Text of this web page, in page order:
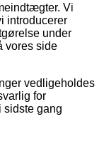
Vi
introducerer
under
vores side
vedligeholdes
for
sidste gang